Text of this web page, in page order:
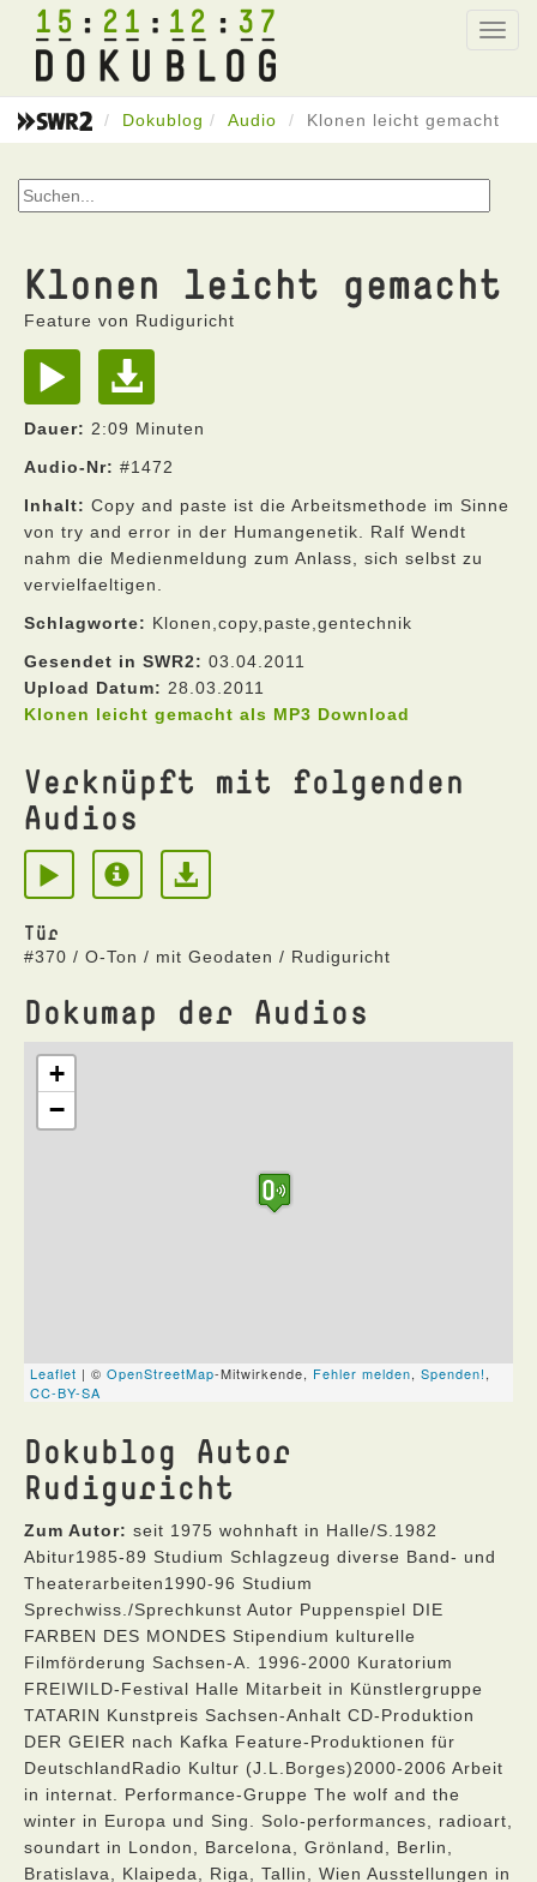
15 21 12 37
Dokublog Audio Klonen leicht gemacht
Klonen leicht gemacht
Feature von Rudiguricht
Dauer: 2:09 Minuten
Audio-Nr: #1472
Inhalt: Copy and paste ist die Arbeitsmethode im Sinne
von try and error in der Humangenetik. Ralf Wendt
nahm die Medienmeldung zum Anlass, sich selbst zu
vervielfaeltigen.
Schlagworte: Klonen,copy,paste,gentechnik
Gesendet in SWR2: 03.04.2011
Upload Datum: 28.03.2011
Klonen leicht gemacht als MP3 Download
Verknüpft mit folgenden
Audios
Tür
#370 / O-Ton / mit Geodaten / Rudiguricht
Dokumap der Audios
Dokublog Autor
Rudiguricht
Zum Autor: seit 1975 wohnhaft in Halle/S.1982
Abitur1985-89 Studium Schlagzeug diverse Band- und
Theaterarbeiten1990-96 Studium
Sprechwiss./Sprechkunst Autor Puppenspiel DIE
FARBEN DES MONDES Stipendium kulturelle
Filmförderung Sachsen-A. 1996-2000 Kuratorium
FREIWILD-Festival Halle Mitarbeit in Künstlergruppe
TATARIN Kunstpreis Sachsen-Anhalt CD-Produktion
DER GEIER nach Kafka Feature-Produktionen für
DeutschlandRadio Kultur (J.L.Borges)2000-2006 Arbeit
in internat. Performance-Gruppe The wolf and the
winter in Europa und Sing. Solo-performances, radioart,
soundart in London, Barcelona, Grönland, Berlin,
Bratislava, Klaipeda, Riga, Tallin, Wien Ausstellungen in